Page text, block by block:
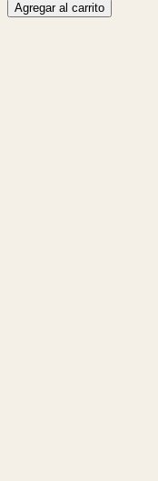
Agregar al carrito